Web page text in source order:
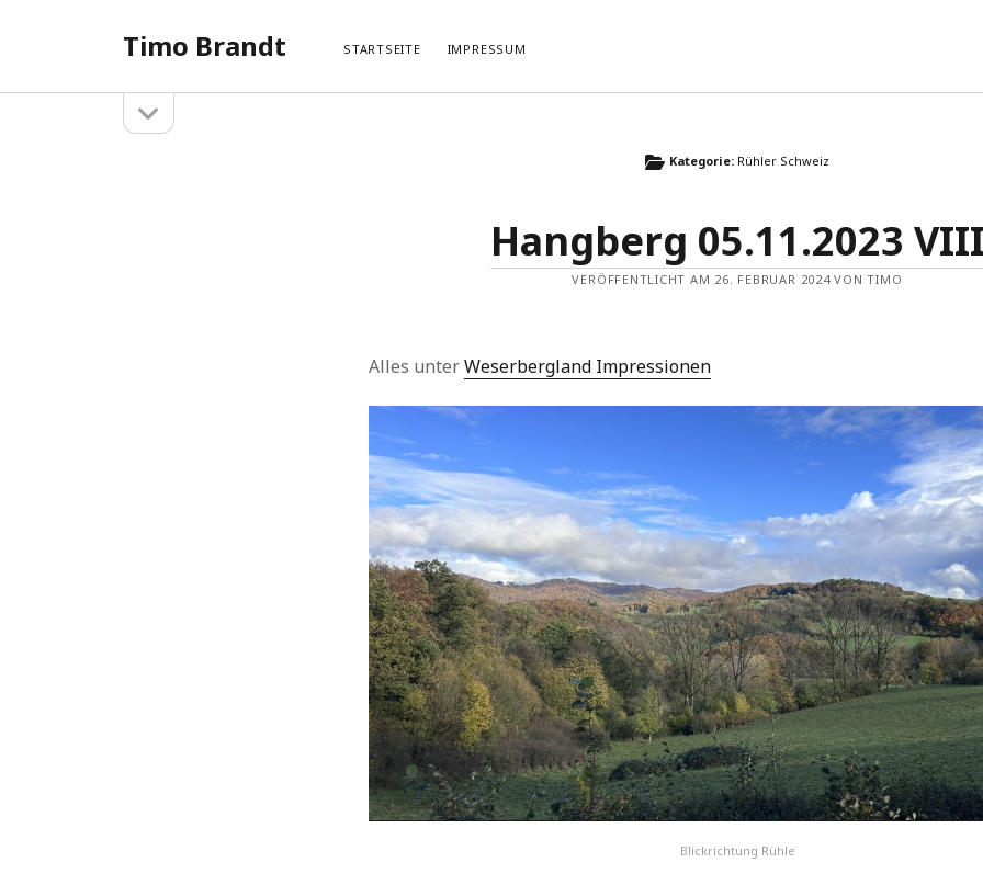
Timo Brandt STARTSEITE IMPRESSUM
Seitenleisteöffnen
Hehlen – Sandfeld 04.09.2023 VI
Hangberg 05.11.2023 VII
SHARING
Kategorie: Rühler Schweiz
Hangberg 05.11.2023
VERÖFFENTLICHT AM 26. FEBRUAR 2024 VON TIMO
Alles unterWeserbergland Impressionen
Blickrichtung Rühle